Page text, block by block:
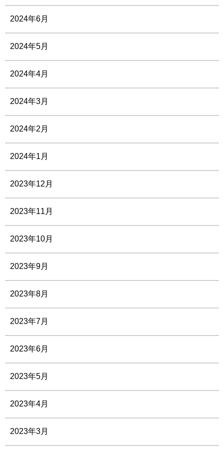
2024年6月
2024年5月
2024年4月
2024年3月
2024年2月
2024年1月
2023年12月
2023年11月
2023年10月
2023年9月
2023年8月
2023年7月
2023年6月
2023年5月
2023年4月
2023年3月